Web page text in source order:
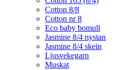
Cotton 8/8
Cotton nr 8
Eco baby bomull
Jasmine 8/4 nystan
Jasmine 8/4 skein
Ljusvekegarn
Muskat